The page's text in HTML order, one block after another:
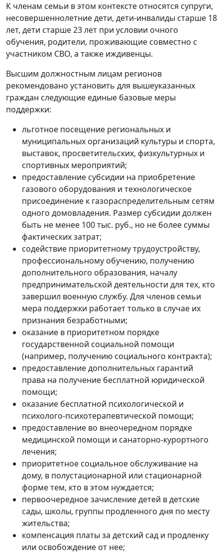
К членам семьи в этом контексте относятся супруги,
несовершеннолетние дети, дети-инвалиды старше 18
лет, дети старше 23 лет при условии очного
обучения, родители, проживающие совместно с
участником СВО, а также иждивенцы.
Высшим должностным лицам регионов
рекомендовано установить для вышеуказанных
граждан следующие единые базовые меры
поддержки:
льготное посещение региональных и
муниципальных организаций культуры и спорта,
выставок, просветительских, физкультурных и
спортивных мероприятий;
предоставление субсидии на приобретение
газового оборудования и технологическое
присоединение к газораспределительным сетям
одного домовладения. Размер субсидии должен
быть не менее 100 тыс. руб., но не более суммы
фактических затрат;
содействие приоритетному трудоустройству,
профессиональному обучению, получению
дополнительного образования, началу
предпринимательской деятельности для тех, кто
завершил военную службу. Для членов семьи
мера поддержки работает только в случае их
признания безработными;
оказание в приоритетном порядке
государственной социальной помощи
(например, получению социального контракта);
предоставление дополнительных гарантий
права на получение бесплатной юридической
помощи;
оказание бесплатной психологической и
психолого-психотерапевтической помощи;
предоставление во внеочередном порядке
медицинской помощи и санаторно-курортного
лечения;
приоритетное социальное обслуживание на
дому, в полустационарной или стационарной
форме тем, кто в этом нуждается;
первоочередное зачисление детей в детские
сады, школы, группы продленного дня по месту
жительства;
компенсация платы за детский сад и продленку
или освобождение от нее;